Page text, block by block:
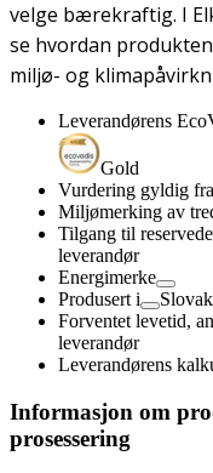
velge bærekraftig. I
se hvordan
miljø- og
Leverandørens
Gold
Vurdering gyldig fra
Miljømerking av
Tilgang til
leverandør
Energimerke
Produsert i
Forventet levetid,
leverandør
Leverandørens
Informasjon om
prosessering